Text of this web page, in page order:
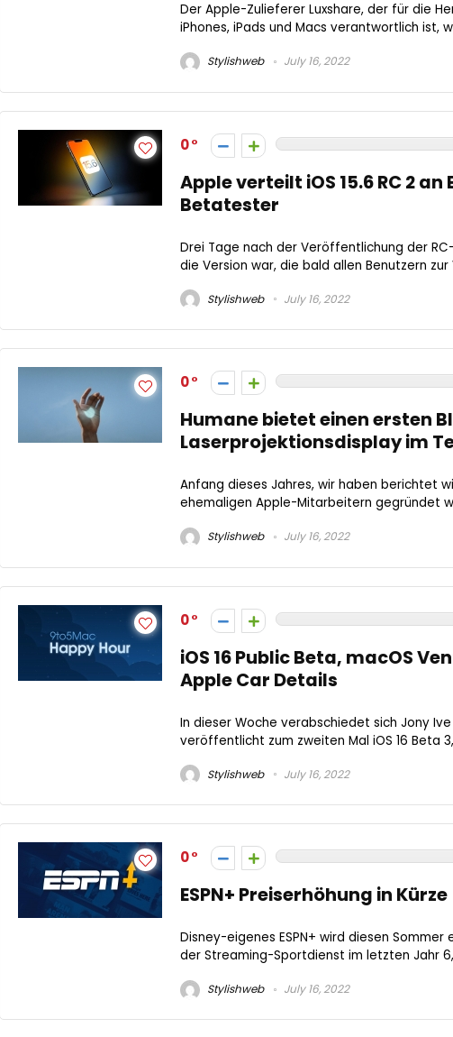
Der Apple-Zulieferer Luxshare, der für die
iPhones, iPads und Macs verantwortlich ist,
Stylishweb July 16, 2022
0
Apple verteilt iOS 15.6 RC 2
Betatester
Drei Tage nach der Veröffentlichung der
die Version war, die bald allen Benutzern
Stylishweb July 16, 2022
0
Humane bietet einen ersten
Laserprojektionsdisplay im
Anfang dieses Jahres, wir haben berichtet
ehemaligen Apple-Mitarbeitern gegründet
Stylishweb July 16, 2022
0
iOS 16 Public Beta, macOS
Apple Car Details
In dieser Woche verabschiedet sich Jony
veröffentlicht zum zweiten Mal iOS 16 Beta
Stylishweb July 16, 2022
0
ESPN+ Preiserhöhung in Kürze
Disney-eigenes ESPN+ wird diesen
der Streaming-Sportdienst im letzten Jahr
Stylishweb July 16, 2022